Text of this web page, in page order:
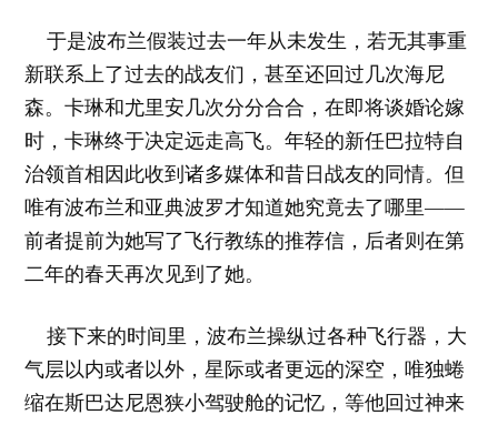
于是波布兰假装过去一年从未发生，若无其事重
新联系上了过去的战友们，甚至还回过几次海尼
森。卡琳和尤里安几次分分合合，在即将谈婚论嫁
时，卡琳终于决定远走高飞。年轻的新任巴拉特自
治领首相因此收到诸多媒体和昔日战友的同情。但
唯有波布兰和亚典波罗才知道她究竟去了哪里——
前者提前为她写了飞行教练的推荐信，后者则在第
二年的春天再次见到了她。
接下来的时间里，波布兰操纵过各种飞行器，大
气层以内或者以外，星际或者更远的深空，唯独蜷
缩在斯巴达尼恩狭小驾驶舱的记忆，等他回过神来